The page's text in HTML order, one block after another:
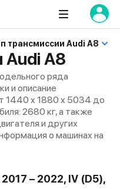
трансмиссии Audi A8
Audi A8
ряда
и описание
1440 x 1880 x 5034 до
2680 кг, а также
и других
о машинах на
– 2022, IV (D5),